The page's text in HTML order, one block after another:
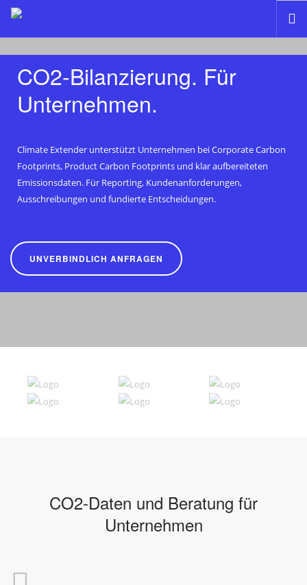
HOME
CO2 FOOTPRINT RECHNER
PRODUCT CARBON FOOTPRINT RECHNER
KONTAKT
DE
CO2-Bilanzierung. Für
Unternehmen.
Climate Extender unterstützt Unternehmen bei Corporate Carbon
Footprints, Product Carbon Footprints und klar aufbereiteten
Emissionsdaten. Für Reporting, Kundenanforderungen,
Ausschreibungen und fundierte Entscheidungen.
UNVERBINDLICH ANFRAGEN
CO2-Daten und Beratung für
Unternehmen